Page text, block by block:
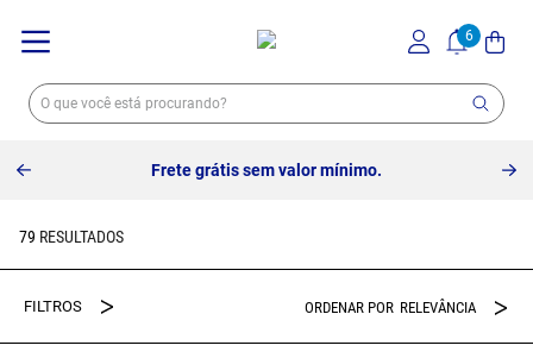
Frete grátis sem valor mínimo.
79
RELEVÂNCIA